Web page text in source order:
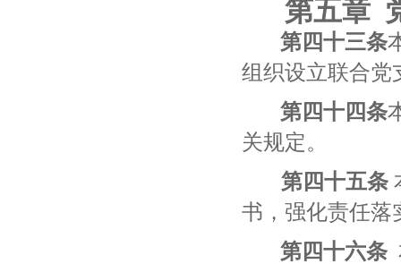
第五章
第四十三条
组织设立联合党
第四十四条
关规定。
第四十五条
书，强化责任落
第四十六条